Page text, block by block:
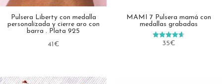
Pulsera Liberty con medalla
personalizada y cierre aro con
barra . Plata 925
41 €
MAMI 7 Pulsera mamá con
medallas grabadas
Valorado
35€